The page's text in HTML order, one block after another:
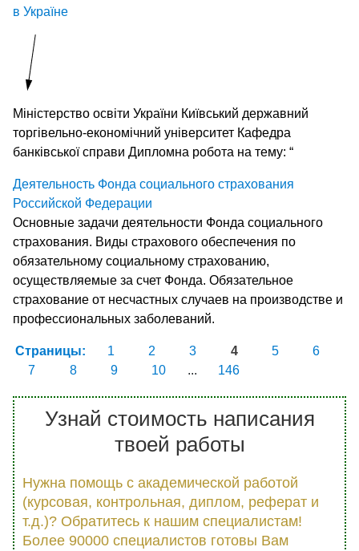
в Україне
Міністерство освіти України Київський державний
торгівельно-економічний університет Кафедра
банківської справи Дипломна робота на тему: “
Деятельность Фонда социального страхования
Российской Федерации
Основные задачи деятельности Фонда социального
страхования. Виды страхового обеспечения по
обязательному социальному страхованию,
осуществляемые за счет Фонда. Обязательное
страхование от несчастных случаев на производстве и
профессиональных заболеваний.
Страницы: 1 2 3 4 5
6
7
8 9 10 ... 146
Узнай стоимость написания
твоей работы
Нужна помощь с академической работой
(курсовая, контрольная, диплом, реферат и
т.д.)? Обратитесь к нашим специалистам!
Более 90000 специалистов готовы Вам